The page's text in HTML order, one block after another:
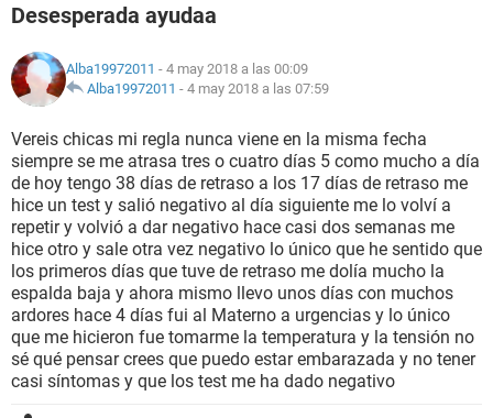
NUTRICIÓN
BIENESTAR
SEXUALIDAD
GLOSARIO
Desesperada ayudaa
Alba19972011 - 4 may 2018 a las 00:09
Alba19972011 - 4 may 2018 a las 07:59
Vereis chicas mi regla nunca viene en la misma fecha
siempre se me atrasa tres o cuatro días 5 como mucho a día
de hoy tengo 38 días de retraso a los 17 días de retraso me
hice un test y salió negativo al día siguiente me lo volví a
repetir y volvió a dar negativo hace casi dos semanas me
hice otro y sale otra vez negativo lo único que he sentido que
los primeros días que tuve de retraso me dolía mucho la
espalda baja y ahora mismo llevo unos días con muchos
ardores hace 4 días fui al Materno a urgencias y lo único
que me hicieron fue tomarme la temperatura y la tensión no
sé qué pensar crees que puedo estar embarazada y no tener
casi síntomas y que los test me ha dado negativo